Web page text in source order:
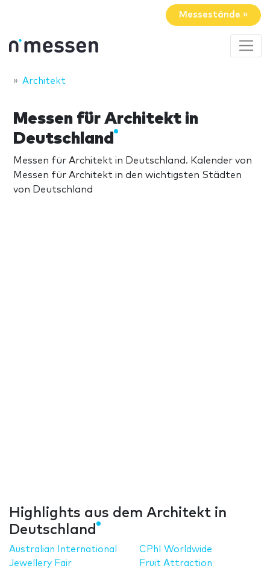
Messestände »
Architekt
Messen für Architekt in
Deutschland
Messen für Architekt in Deutschland. Kalender von
Messen für Architekt in den wichtigsten Städten
von Deutschland
Highlights aus dem Architekt in
Deutschland
Australian International
Jewellery Fair
CPhI Worldwide
Fruit Attraction